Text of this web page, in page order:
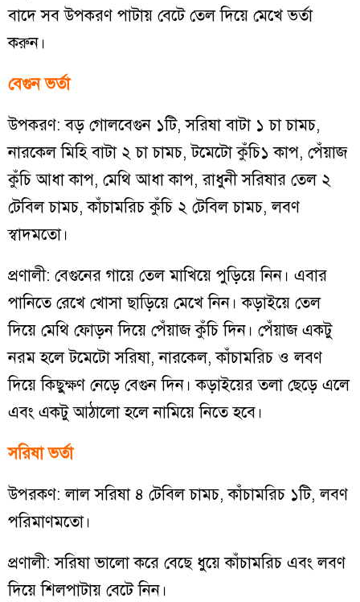
বাদে সব উপকরণ পাটায় বেটে তেল দিয়ে মেখে ভর্তা
করুন।
বেগুন ভর্তা
উপকরণ: বড় গোলবেগুন ১টি, সরিষা বাটা ১ চা চামচ,
নারকেল মিহি বাটা ২ চা চামচ, টমেটো কুঁচি১ কাপ, পেঁয়াজ
কুঁচি আধা কাপ, মেথি আধা কাপ, রাধুনী সরিষার তেল ২
টেবিল চামচ, কাঁচামরিচ কুঁচি ২ টেবিল চামচ, লবণ
স্বাদমতো।
প্রণালী: বেগুনের গায়ে তেল মাখিয়ে পুড়িয়ে নিন। এবার
পানিতে রেখে খোসা ছাড়িয়ে মেখে নিন। কড়াইয়ে তেল
দিয়ে মেথি ফোড়ন দিয়ে পেঁয়াজ কুঁচি দিন। পেঁয়াজ একটু
নরম হলে টমেটো সরিষা, নারকেল, কাঁচামরিচ ও লবণ
দিয়ে কিছুক্ষণ নেড়ে বেগুন দিন। কড়াইয়ের তলা ছেড়ে এলে
এবং একটু আঠালো হলে নামিয়ে নিতে হবে।
সরিষা ভর্তা
উপরকণ: লাল সরিষা ৪ টেবিল চামচ, কাঁচামরিচ ১টি, লবণ
পরিমাণমতো।
প্রণালী: সরিষা ভালো করে বেছে ধুয়ে কাঁচামরিচ এবং লবণ
দিয়ে শিলপাটায় বেটে নিন।